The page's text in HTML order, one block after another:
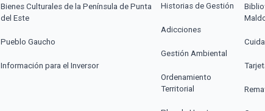
Bienes Culturales de la Península de Punta
del Este
Pueblo Gaucho
Información para el Inversor
Historias de Gestión
Adicciones
Gestión Ambiental
Ordenamiento
Territorial